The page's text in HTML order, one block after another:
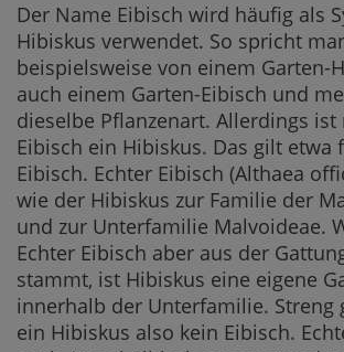
Der Name Eibisch wird häufig als
Hibiskus verwendet. So spricht
beispielsweise von einem Garten-
auch einem Garten-Eibisch und
dieselbe Pflanzenart. Allerdings
Eibisch ein Hibiskus. Das gilt etwa
Eibisch. Echter Eibisch (Althaea
wie der Hibiskus zur Familie der
und zur Unterfamilie Malvoideae.
Echter Eibisch aber aus der
stammt, ist Hibiskus eine eigene
innerhalb der Unterfamilie. Streng
ein Hibiskus also kein Eibisch.